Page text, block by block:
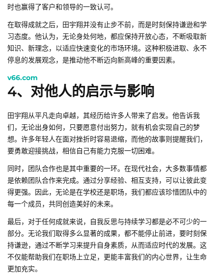
时也赢得了客户和领导的一致认可。
在取得成就之后，田宇翔并没有止步不前，而是时刻保持谦逊和学
习态度。他认为，无论身处何地，都应保持开放心态，不断吸取新
知识、新理念，以适应快速变化的市场环境。这种积极进取、永不
停息的发展观念，是推动他不断迈向新高峰的重要因素。
v66.com
4、对他人的启示与影响
田宇翔从平凡走向卓越，其经历给许多人带来了启发。他告诉我
们，无论出身如何，只要愿意付出努力，就有机会实现自己的梦
想。许多年轻人在面对挫折时容易退缩，而他的故事则提醒我们，
要勇敢迎接挑战，相信自己有能力克服一切困难。
同时，团队合作也是其中重要的一环。在现代社会，大多数事情都
是依赖团队合作来完成。通过分享经验、相互支持，可以让彼此变
得更强。因此，无论是在学校还是职场，我们都应该珍惜团队中的
每一个成员，共同创造美好的未来。
最后，对于任何成就来说，自我反思与持续学习都是必不可少的一
部分。无论我们取得多么显著的成果，都不能停止前进，要时刻保
持谦逊，通过不断学习来提升自身素质，从而适应时代的发展。这
不仅能帮助我们在职场上立足，更能丰富我们的内心世界，让生命
更加充实。